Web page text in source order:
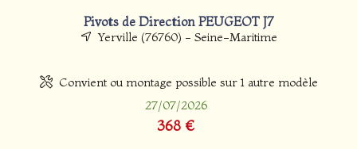
Pivots de Direction PEUGEOT J7
Yerville (76760) - Seine-Maritime
Convient ou montage possible sur 1 autre modèle
27/07/2026
368 €